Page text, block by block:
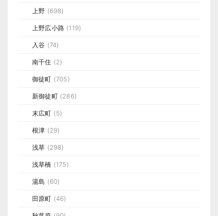
上野 (698)
上野広小路 (119)
入谷 (74)
南千住 (2)
御徒町 (705)
新御徒町(286)
末広町 (5)
根津 (29)
浅草 (298)
浅草橋 (175)
湯島 (60)
田原町 (46)